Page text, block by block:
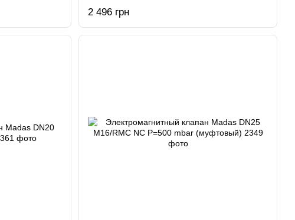
2 496 грн